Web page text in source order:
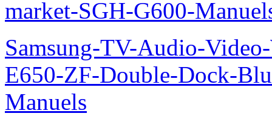
market-SGH-G600-
Samsung-TV-Audio-
E650-ZF-Double-Dock-
Manuels